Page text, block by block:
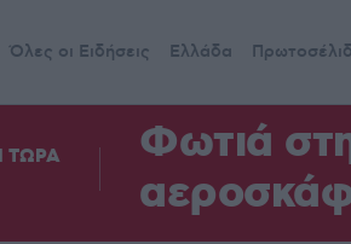
Όλες οι Ειδήσεις Ελλάδα
ΤΩΡΑ
Φωτιά